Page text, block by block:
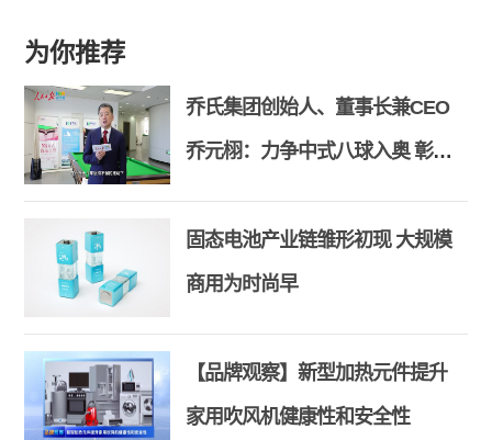
为你推荐
乔氏集团创始人、董事长兼CEO
乔元栩：力争中式八球入奥 彰显
和合共生精神
固态电池产业链雏形初现 大规模
商用为时尚早
【品牌观察】新型加热元件提升
家用吹风机健康性和安全性